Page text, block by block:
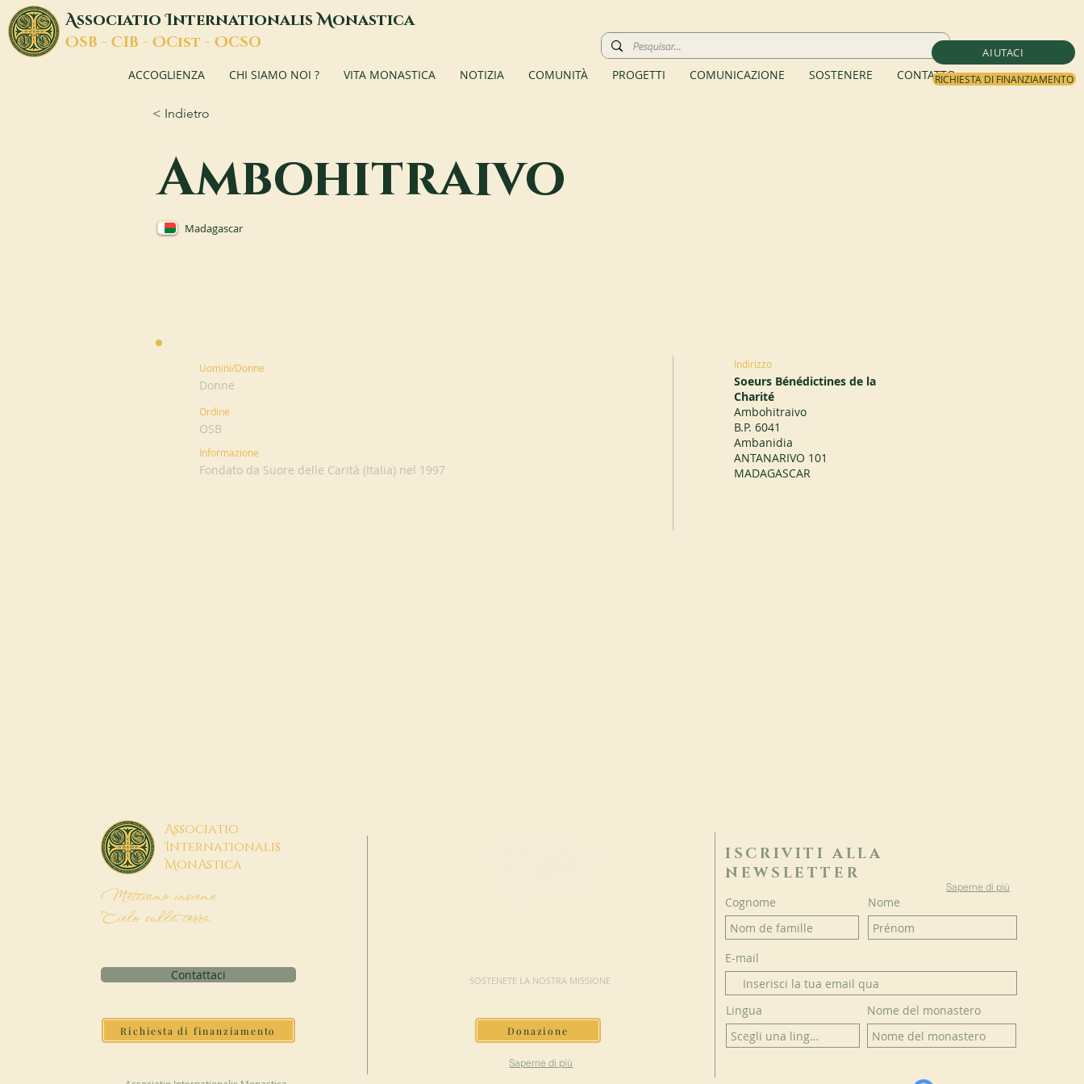
AIUTACI
RICHIESTA DI FINANZIAMENTO
AssociatioInternationalisMonastica
OSB - CIB - OCist - OCSO
ACCOGLIENZA CHI SIAMO NOI ? VITA MONASTICA NOTIZIA COMUNITÀ PROGETTI COMUNICAZIONE SOSTENERE CONTATTO
< Indietro
Ambohitraivo
Madagascar
Uomini/Donne
Donne
Ordine
OSB
Informazione
Fondato da Suore delle Carità (Italia) nel 1997
Indirizzo
Soeurs Bénédictines de la
Charité
Ambohitraivo
B.P. 6041
Ambanidia
ANTANARIVO 101
MADAGASCAR
Associatio
Internationalis
MonAstica
Mettiamo insieme
Cielo sulla terra
Contattaci
Richiesta di finanziamento
SOSTENETE LA NOSTRA MISSIONE
Donazione
Saperne di più
ISCRIVITI ALLA
NEWSLETTER
Saperne di più
Cognome Nome
E-mail
Lingua Nome del monastero